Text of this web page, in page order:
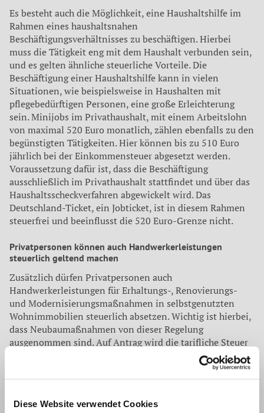
Diese Website verwendet Cookies
Es besteht auch die Möglichkeit, eine Haushaltshilfe im
Rahmen eines haushaltsnahen
Beschäftigungsverhältnisses zu beschäftigen. Hierbei
muss die Tätigkeit eng mit dem Haushalt verbunden sein,
und es gelten ähnliche steuerliche Vorteile. Die
Beschäftigung einer Haushaltshilfe kann in vielen
Situationen, wie beispielsweise in Haushalten mit
pflegebedürftigen Personen, eine große Erleichterung
sein. Minijobs im Privathaushalt, mit einem Arbeitslohn
von maximal 520 Euro monatlich, zählen ebenfalls zu den
begünstigten Tätigkeiten. Hier können bis zu 510 Euro
jährlich bei der Einkommensteuer abgesetzt werden.
Voraussetzung dafür ist, dass die Beschäftigung
ausschließlich im Privathaushalt stattfindet und über das
Haushaltsscheckverfahren abgewickelt wird. Das
Deutschland-Ticket, ein Jobticket, ist in diesem Rahmen
steuerfrei und beeinflusst die 520 Euro-Grenze nicht.
Privatpersonen können auch Handwerkerleistungen
steuerlich geltend machen
Zusätzlich dürfen Privatpersonen auch
Handwerkerleistungen für Erhaltungs-, Renovierungs-
und Modernisierungsmaßnahmen in selbstgenutzten
Wohnimmobilien steuerlich absetzen. Wichtig ist hierbei,
dass Neubaumaßnahmen von dieser Regelung
ausgenommen sind. Auf Antrag wird die tarifliche Steuer
um 20 Prozent der entsprechenden Lohnaufwendungen
von bis zu 6000 Euro (maximal 1200 Euro) gemindert.
Diese Handwerkerleistungen können Privatpersonen